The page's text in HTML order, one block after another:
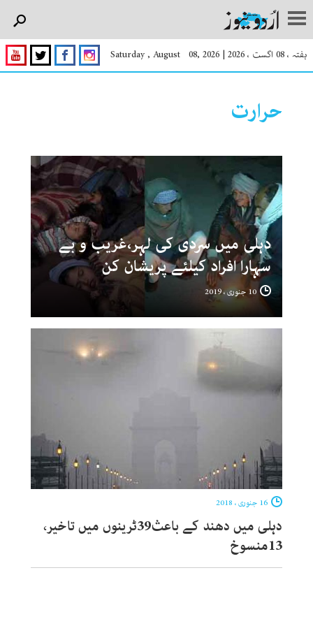
ہفتہ ، 08 اگست ، 2026 |
Saturday , August 08, 2026
حرارت
دہلی میں سردی کی لہر،غریب و بے
سہارا افراد کیلئے پریشان کن
دہلی میں دھند کے باعث39ٹرینوں میں تاخیر،
13منسوخ